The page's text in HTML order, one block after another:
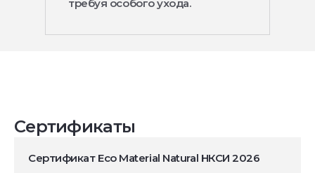
требуя особого ухода.
Сертификаты
Сертификат Eco Material Natural НКСИ 2026